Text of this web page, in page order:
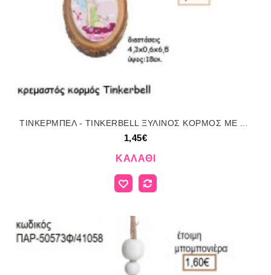
ΤΙΝΚΕΡΜΠΕΛ - TINKERBELL ΞΥΛΙΝΟΣ ΚΟΡΜΟΣ ΜΕ ΑΥΤΟΚΟΛΛΗΤΟ ΓΙΑ ΜΠΟΜΠΟΝΙΕΡΕΣ ΒΑΠΤΙΣΗΣ - ΔΩΡΑ ΠΑΡΤΥ ΠΑΡ ΝΑ457/41062 1.45€!!!
1,45€
ΚΑΛΆΘΙ